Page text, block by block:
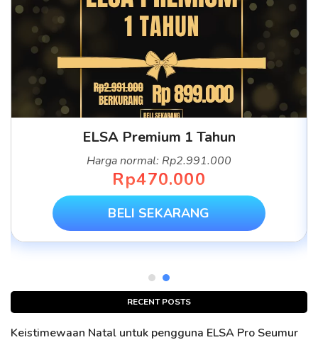
RECENT POSTS
Keistimewaan Natal untuk pengguna ELSA Pro Seumur
ELSA Premium 1 Tahun
Harga normal: Rp2.991.000
Rp470.000
BELI SEKARANG